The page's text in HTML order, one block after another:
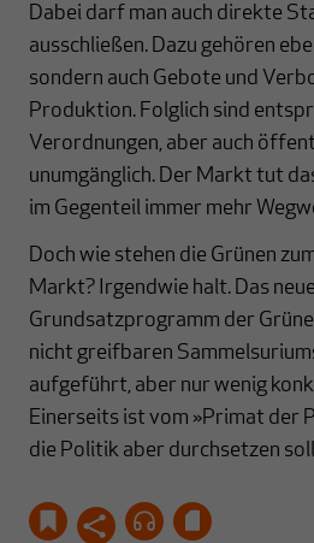
Dabei darf man auch direkte
ausschließen. Dazu gehören
sondern auch Gebote und
Produktion. Folglich sind
Verordnungen, aber auch
unumgänglich. Der Markt tut
im Gegenteil immer mehr
Doch wie stehen die Grünen
Markt? Irgendwie halt. Das neue
Grundsatzprogramm der
nicht greifbaren
aufgeführt, aber nur wenig
Einerseits ist vom »Primat der
die Politik aber durchsetzen